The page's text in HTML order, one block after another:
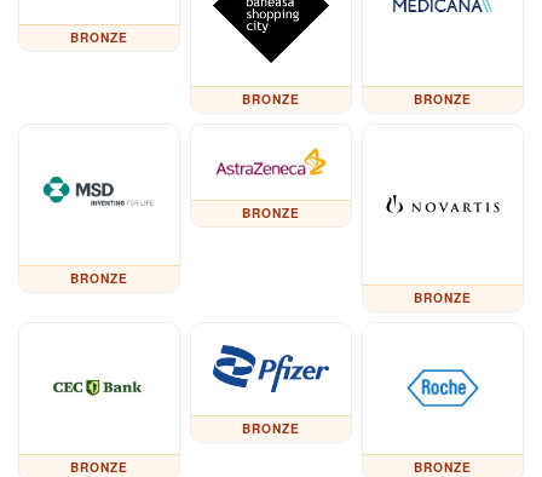
BRONZE
BRONZE BRONZE
BRONZE
BRONZE
BRONZE
BRONZE
BRONZE
BRONZE